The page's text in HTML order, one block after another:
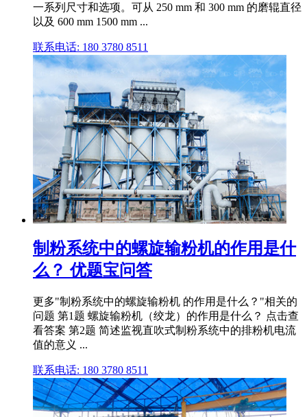
一系列尺寸和选项。可从 250 mm 和 300 mm 的磨辊直径
以及 600 mm 1500 mm ...
联系电话: 180 3780 8511
制粉系统中的螺旋输粉机的作用是什
么？ 优题宝问答
更多"制粉系统中的螺旋输粉机 的作用是什么？"相关的
问题 第1题 螺旋输粉机（绞龙）的作用是什么？ 点击查
看答案 第2题 简述监视直吹式制粉系统中的排粉机电流
值的意义 ...
联系电话: 180 3780 8511